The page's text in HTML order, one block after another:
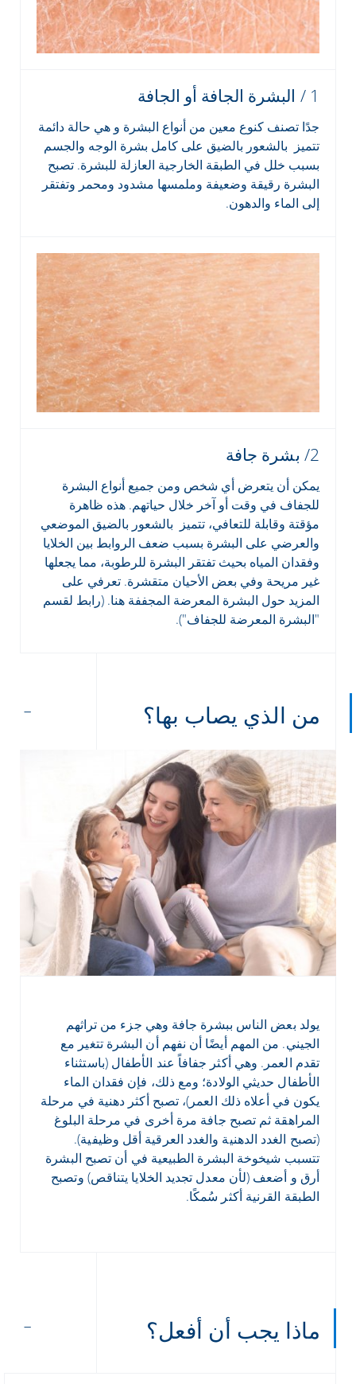
1 / البشرة الجافة أو الجافة
جدًا تصنف كنوع معين من أنواع البشرة و هي حالة دائمة
تتميز بالشعور بالضيق على كامل بشرة الوجه والجسم
بسبب خلل في الطبقة الخارجية العازلة للبشرة. تصبح
البشرة رقيقة وضعيفة وملمسها مشدود ومحمر وتفتقر
إلى الماء والدهون.
2/ بشرة جافة
يمكن أن يتعرض أي شخص ومن جميع أنواع البشرة
للجفاف في وقت أو آخر خلال حياتهم. هذه ظاهرة
مؤقتة وقابلة للتعافي، تتميز بالشعور بالضيق الموضعي
والعرضي على البشرة بسبب ضعف الروابط بين الخلايا
وفقدان المياه بحيث تفتقر البشرة للرطوبة، مما يجعلها
غير مريحة وفي بعض الأحيان متقشرة. تعرفي على
المزيد حول البشرة المعرضة المجففة هنا. (رابط لقسم
"البشرة المعرضة للجفاف").
من الذي يصاب بها؟
يولد بعض الناس ببشرة جافة وهي جزء من تراثهم
الجيني. من المهم أيضًا أن نفهم أن البشرة تتغير مع
تقدم العمر. وهي أكثر جفافاً عند الأطفال (باستثناء
الأطفال حديثي الولادة؛ ومع ذلك، فإن فقدان الماء
يكون في أعلاه ذلك العمر)، تصبح أكثر دهنية في مرحلة
المراهقة ثم تصبح جافة مرة أخرى في مرحلة البلوغ
(تصبح الغدد الدهنية والغدد العرقية أقل وظيفية).
تتسبب شيخوخة البشرة الطبيعية في أن تصبح البشرة
أرق و أضعف (لأن معدل تجديد الخلايا يتناقص) وتصبح
الطبقة القرنية أكثر سُمكًا.
ماذا يجب أن أفعل؟